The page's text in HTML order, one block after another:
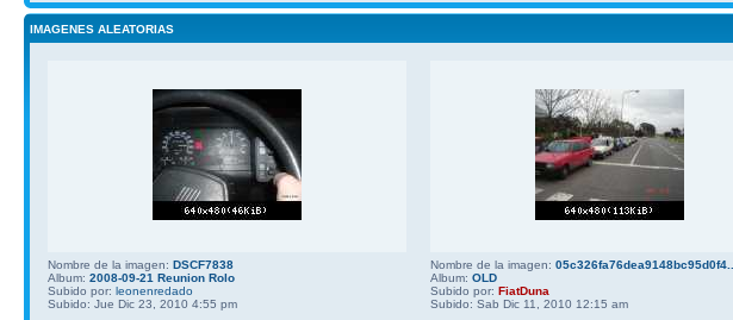
IMAGENES ALEATORIAS
Nombre de la imagen: DSCF7838
Album: 2008-09-21 Reunion Rolo
Subido por: leonenredado
Subido: Jue Dic 23, 2010 4:55 pm
Nombre de la imagen: 05c326fa76dea9148bc95d0f4...
Album: OLD
Subido por: FiatDuna
Subido: Sab Dic 11, 2010 12:15 am